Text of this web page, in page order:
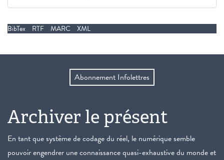
BibTex RTF MARC XML
Abonnement Infolettres
Archiver le présent
En tant que système de codage du réel, le numérique semble
pouvoir engendrer une connaissance quasi-exhaustive du monde et